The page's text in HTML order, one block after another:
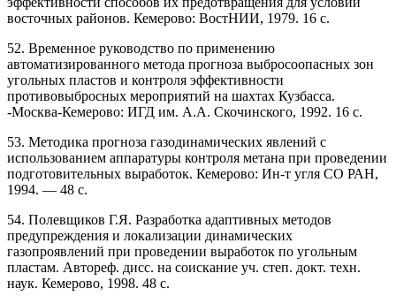
восточных районов. Кемерово: ВостНИИ, 1979. 16 с.
52. Временное руководство по применению
автоматизированного метода прогноза выбросоопасных зон
угольных пластов и контроля эффективности
противовыбросных мероприятий на шахтах Кузбасса.
-Москва-Кемерово: ИГД им. А.А. Скочинского, 1992. 16 с.
53. Методика прогноза газодинамических явлений с
использованием аппаратуры контроля метана при проведении
подготовительных выработок. Кемерово: Ин-т угля СО РАН,
1994. — 48 с.
54. Полевщиков Г.Я. Разработка адаптивных методов
предупреждения и локализации динамических
газопроявлений при проведении выработок по угольным
пластам. Автореф. дисс. на соискание уч. степ. докт. техн.
наук. Кемерово, 1998. 48 с.